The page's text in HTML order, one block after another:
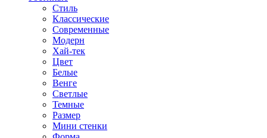
Стиль
Классические
Современные
Модерн
Хай-тек
Цвет
Белые
Венге
Светлые
Темные
Размер
Мини стенки